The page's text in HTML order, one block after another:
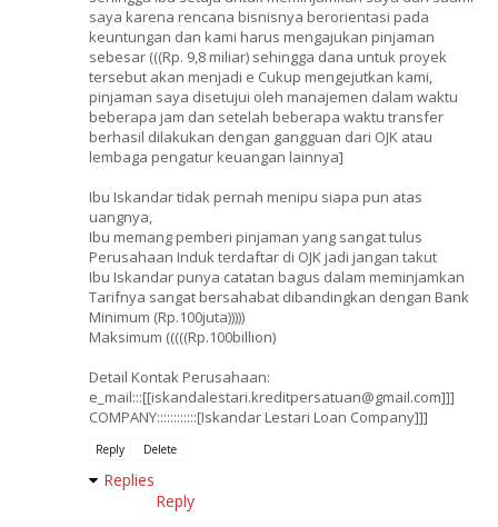
saya karena rencana bisnisnya berorientasi pada
keuntungan dan kami harus mengajukan pinjaman
sebesar (((Rp. 9,8 miliar) sehingga dana untuk proyek
tersebut akan menjadi e Cukup mengejutkan kami,
pinjaman saya disetujui oleh manajemen dalam waktu
beberapa jam dan setelah beberapa waktu transfer
berhasil dilakukan dengan gangguan dari OJK atau
lembaga pengatur keuangan lainnya]
Ibu Iskandar tidak pernah menipu siapa pun atas
uangnya,
Ibu memang pemberi pinjaman yang sangat tulus
Perusahaan Induk terdaftar di OJK jadi jangan takut
Ibu Iskandar punya catatan bagus dalam meminjamkan
Tarifnya sangat bersahabat dibandingkan dengan Bank
Minimum (Rp.100juta)))))
Maksimum (((((Rp.100billion)
Detail Kontak Perusahaan:
e_mail:::[[iskandalestari.kreditpersatuan@gmail.com]]]
COMPANY::::::::::::[Iskandar Lestari Loan Company]]]
Reply Delete
Replies
Reply